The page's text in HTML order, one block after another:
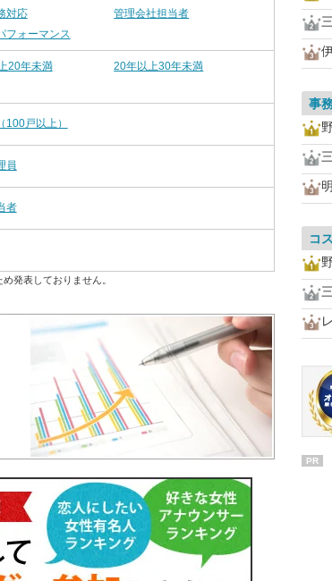
対応
管理会社担当者
フォーマンス
20年未満
20年以上30年未満
100戸以上）
員
者
発表しておりません。
事
コ
PR